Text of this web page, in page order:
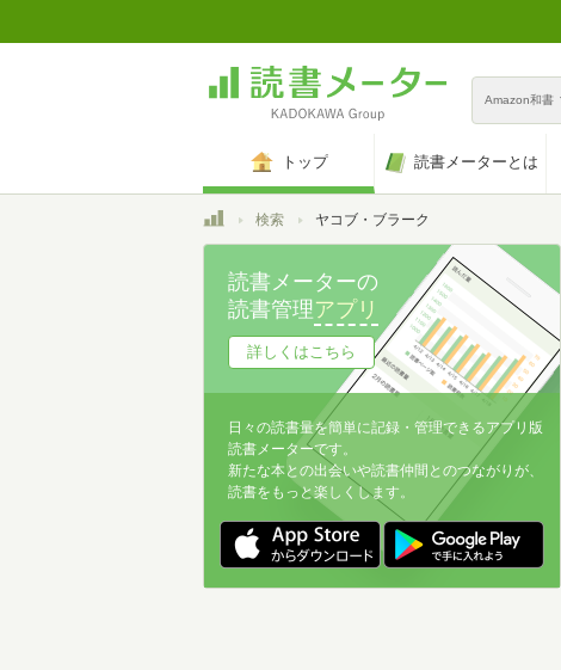
Amazon和書
トップ 読書メーターとは
トップ検索 ヤコブ・ブラーク
読書メーターの
読書管理アプリ
詳しくはこちら
日々の読書量を簡単に記録・管理できるアプリ版
読書メーターです。
新たな本との出会いや読書仲間とのつながりが、
読書をもっと楽しくします。